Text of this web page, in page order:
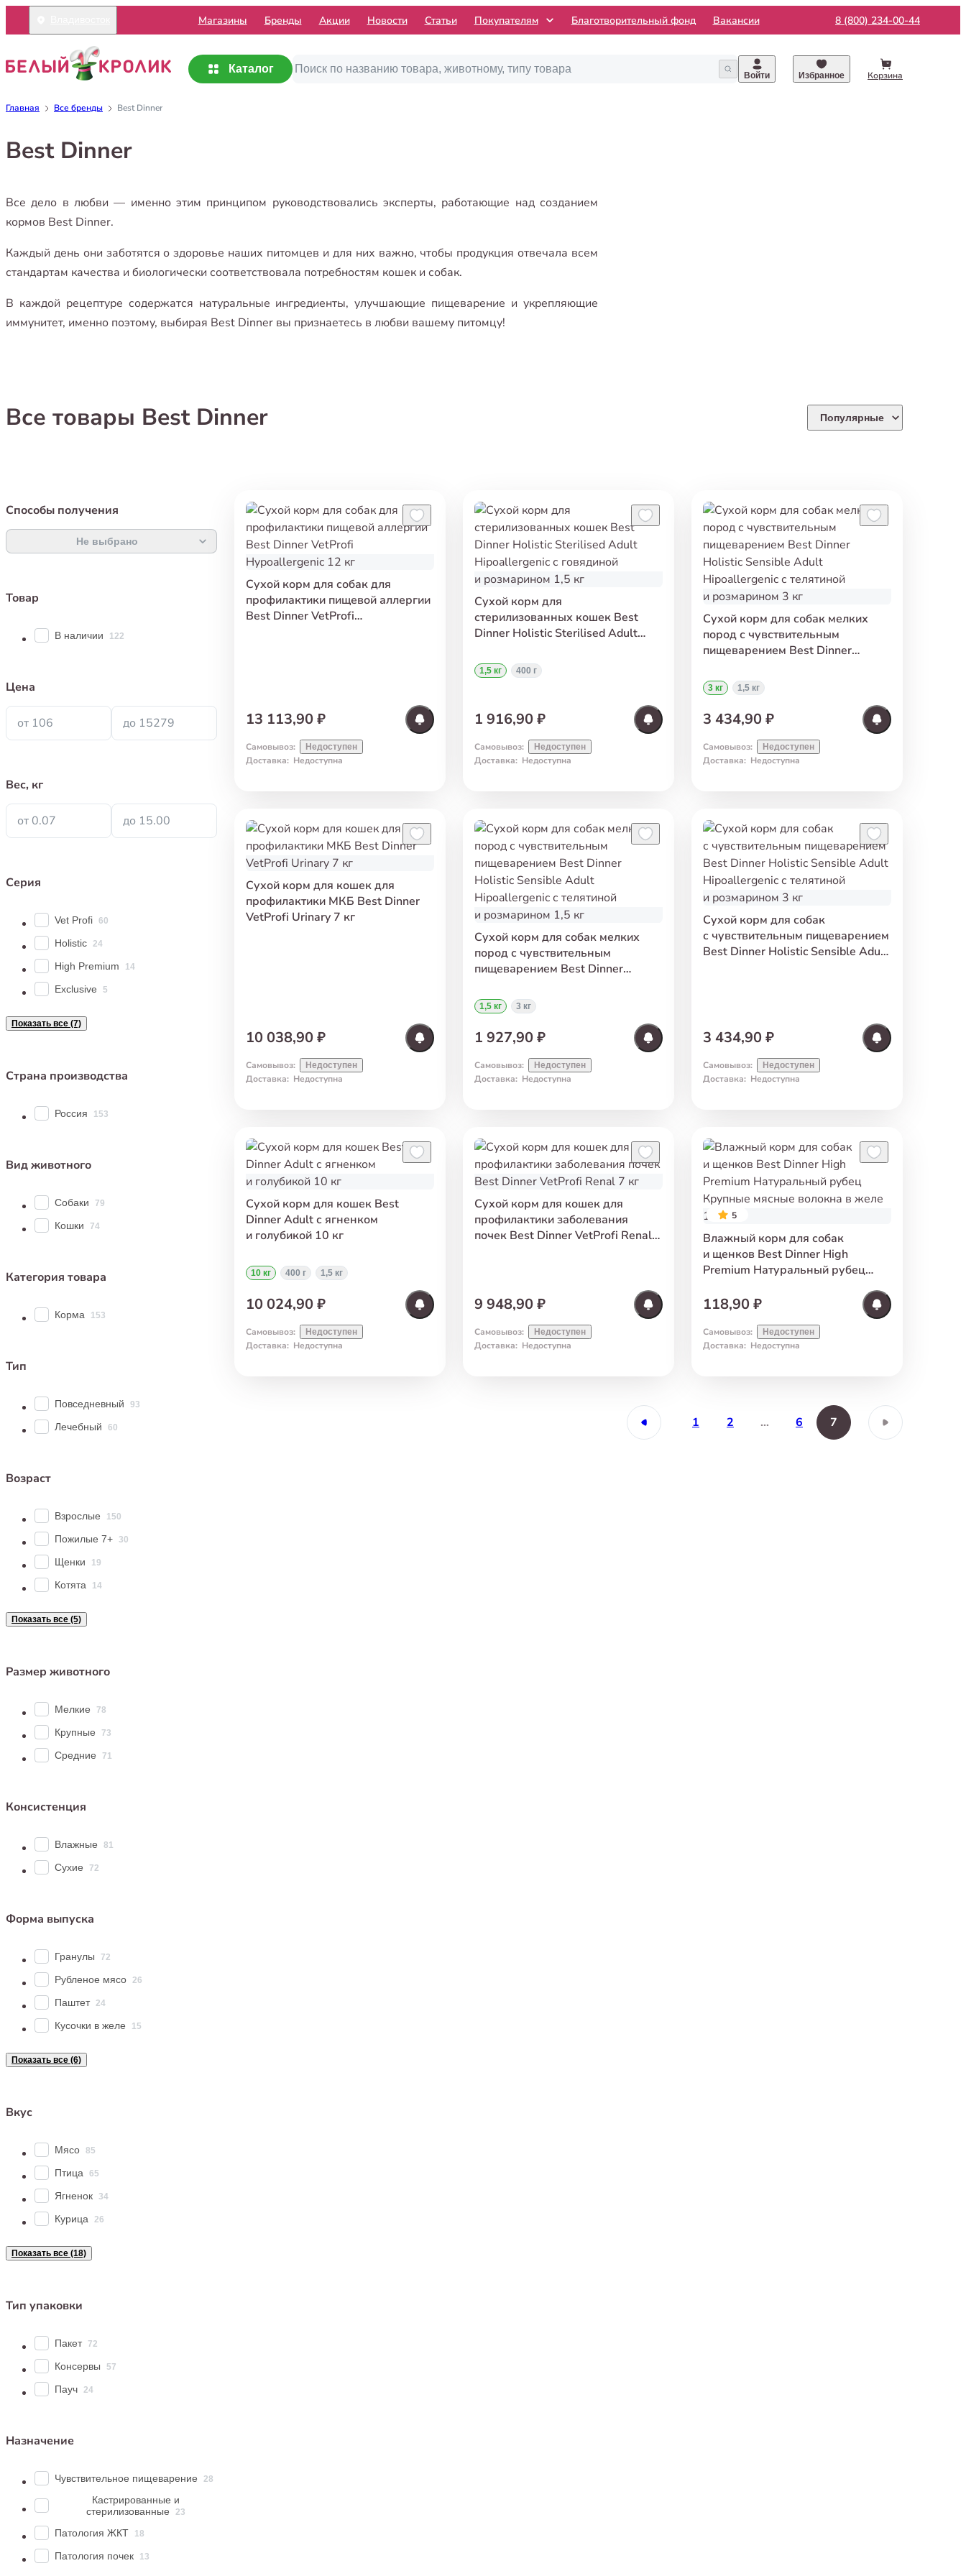
Mагазины Бренды Акции Новости Статьи Покупателям Благотворительный фонд Вакансии 8 (800) 234-00-44
Каталог
Войти Избранное Корзина
Главная Все бренды Best Dinner
Best Dinner
Все дело в любви — именно этим принципом руководствовались эксперты, работающие над созданием
кормов Best Dinner.
Каждый день они заботятся о здоровье наших питомцев и для них важно, чтобы продукция отвечала всем
стандартам качества и биологически соответствовала потребностям кошек и собак.
В каждой рецептуре содержатся натуральные ингредиенты, улучшающие пищеварение и укрепляющие
иммунитет, именно поэтому, выбирая Best Dinner вы признаетесь в любви вашему питомцу!
Все товары Best Dinner Популярные
Способы получения
Не выбрано
Товар
В наличии 122
Цена
от 106 до 15279
Вес, кг
от 0.07 до 15.00
Серия
Vet Profi 60
Holistic 24
High Premium 14
Exclusive 5
Показать все (7)
Страна производства
Россия 153
Вид животного
Собаки 79
Кошки 74
Категория товара
Корма 153
Тип
Повседневный 93
Лечебный 60
Возраст
Взрослые 150
Пожилые 7+ 30
Щенки 19
Котята 14
Показать все (5)
Размер животного
Мелкие 78
Крупные 73
Средние 71
Консистенция
Влажные 81
Сухие 72
Форма выпуска
Гранулы 72
Рубленое мясо 26
Паштет 24
Кусочки в желе 15
Показать все (6)
Вкус
Мясо 85
Птица 65
Ягненок 34
Курица 26
Показать все (18)
Тип упаковки
Пакет 72
Консервы 57
Пауч 24
Назначение
Чувствительное пищеварение 28
Кастрированные и
стерилизованные
23
Патология ЖКТ 18
Патология почек 13
Сухой корм для собак для
профилактики пищевой аллергии
Best Dinner VetProfi
13 113,90 ₽
Самовывоз: Недоступен
Доставка: Недоступна
Сухой корм для
стерилизованных кошек Best
Dinner Holistic Sterilised Adult
и розмарином 1,5 кг
1,5 кг 400 г
1 916,90 ₽
Самовывоз: Недоступен
Доставка: Недоступна
Сухой корм для собак мелких
пород с чувствительным
пищеварением Best Dinner
Hipoallergenic с телятиной
и розмарином 3 кг
3 кг 1,5 кг
3 434,90 ₽
Самовывоз: Недоступен
Доставка: Недоступна
Сухой корм для кошек для
профилактики МКБ Best Dinner
VetProfi Urinary 7 кг
10 038,90 ₽
Самовывоз: Недоступен
Доставка: Недоступна
Сухой корм для собак мелких
пород с чувствительным
пищеварением Best Dinner
Hipoallergenic с телятиной
и розмарином 1,5 кг
1,5 кг 3 кг
1 927,90 ₽
Самовывоз: Недоступен
Доставка: Недоступна
Сухой корм для собак
с чувствительным пищеварением
Best Dinner Holistic Sensible Adult
3 434,90 ₽
Самовывоз: Недоступен
Доставка: Недоступна
Сухой корм для кошек Best
Dinner Adult с ягненком
и голубикой 10 кг
10 кг 400 г 1,5 кг
10 024,90 ₽
Самовывоз: Недоступен
Доставка: Недоступна
Сухой корм для кошек для
профилактики заболевания
почек Best Dinner VetProfi Renal
9 948,90 ₽
Самовывоз: Недоступен
Доставка: Недоступна
5
Влажный корм для собак
и щенков Best Dinner High
Premium Натуральный рубец
100 г
118,90 ₽
Самовывоз: Недоступен
Доставка: Недоступна
1 2 … 6 7